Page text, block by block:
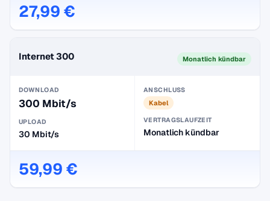
27,99 €
Internet 300 Monatlich kündbar
DOWNLOAD
300 Mbit/s
UPLOAD
30 Mbit/s
ANSCHLUSS
Kabel
VERTRAGSLAUFZEIT
Monatlich kündbar
59,99 €